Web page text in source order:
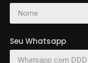
Seu Whatsapp